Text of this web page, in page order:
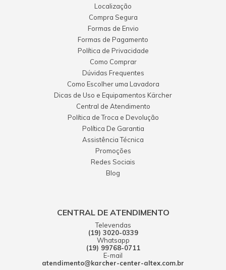
Localização
Compra Segura
Formas de Envio
Formas de Pagamento
Política de Privacidade
Como Comprar
Dúvidas Frequentes
Como Escolher uma Lavadora
Dicas de Uso e Equipamentos Kärcher
Central de Atendimento
Política de Troca e Devolução
Política De Garantia
Assistência Técnica
Promoções
Redes Sociais
Blog
CENTRAL DE ATENDIMENTO
Televendas
(19) 3020-0339
Whatsapp
(19) 99768-0711
E-mail
atendimento@karcher-center-altex.com.br